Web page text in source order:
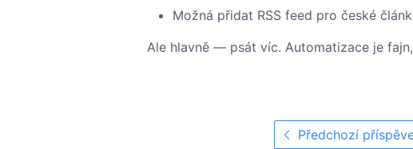
Možná přidat RSS feed pro české
Ale hlavně — psát víc. Automatizace je
Předchozí